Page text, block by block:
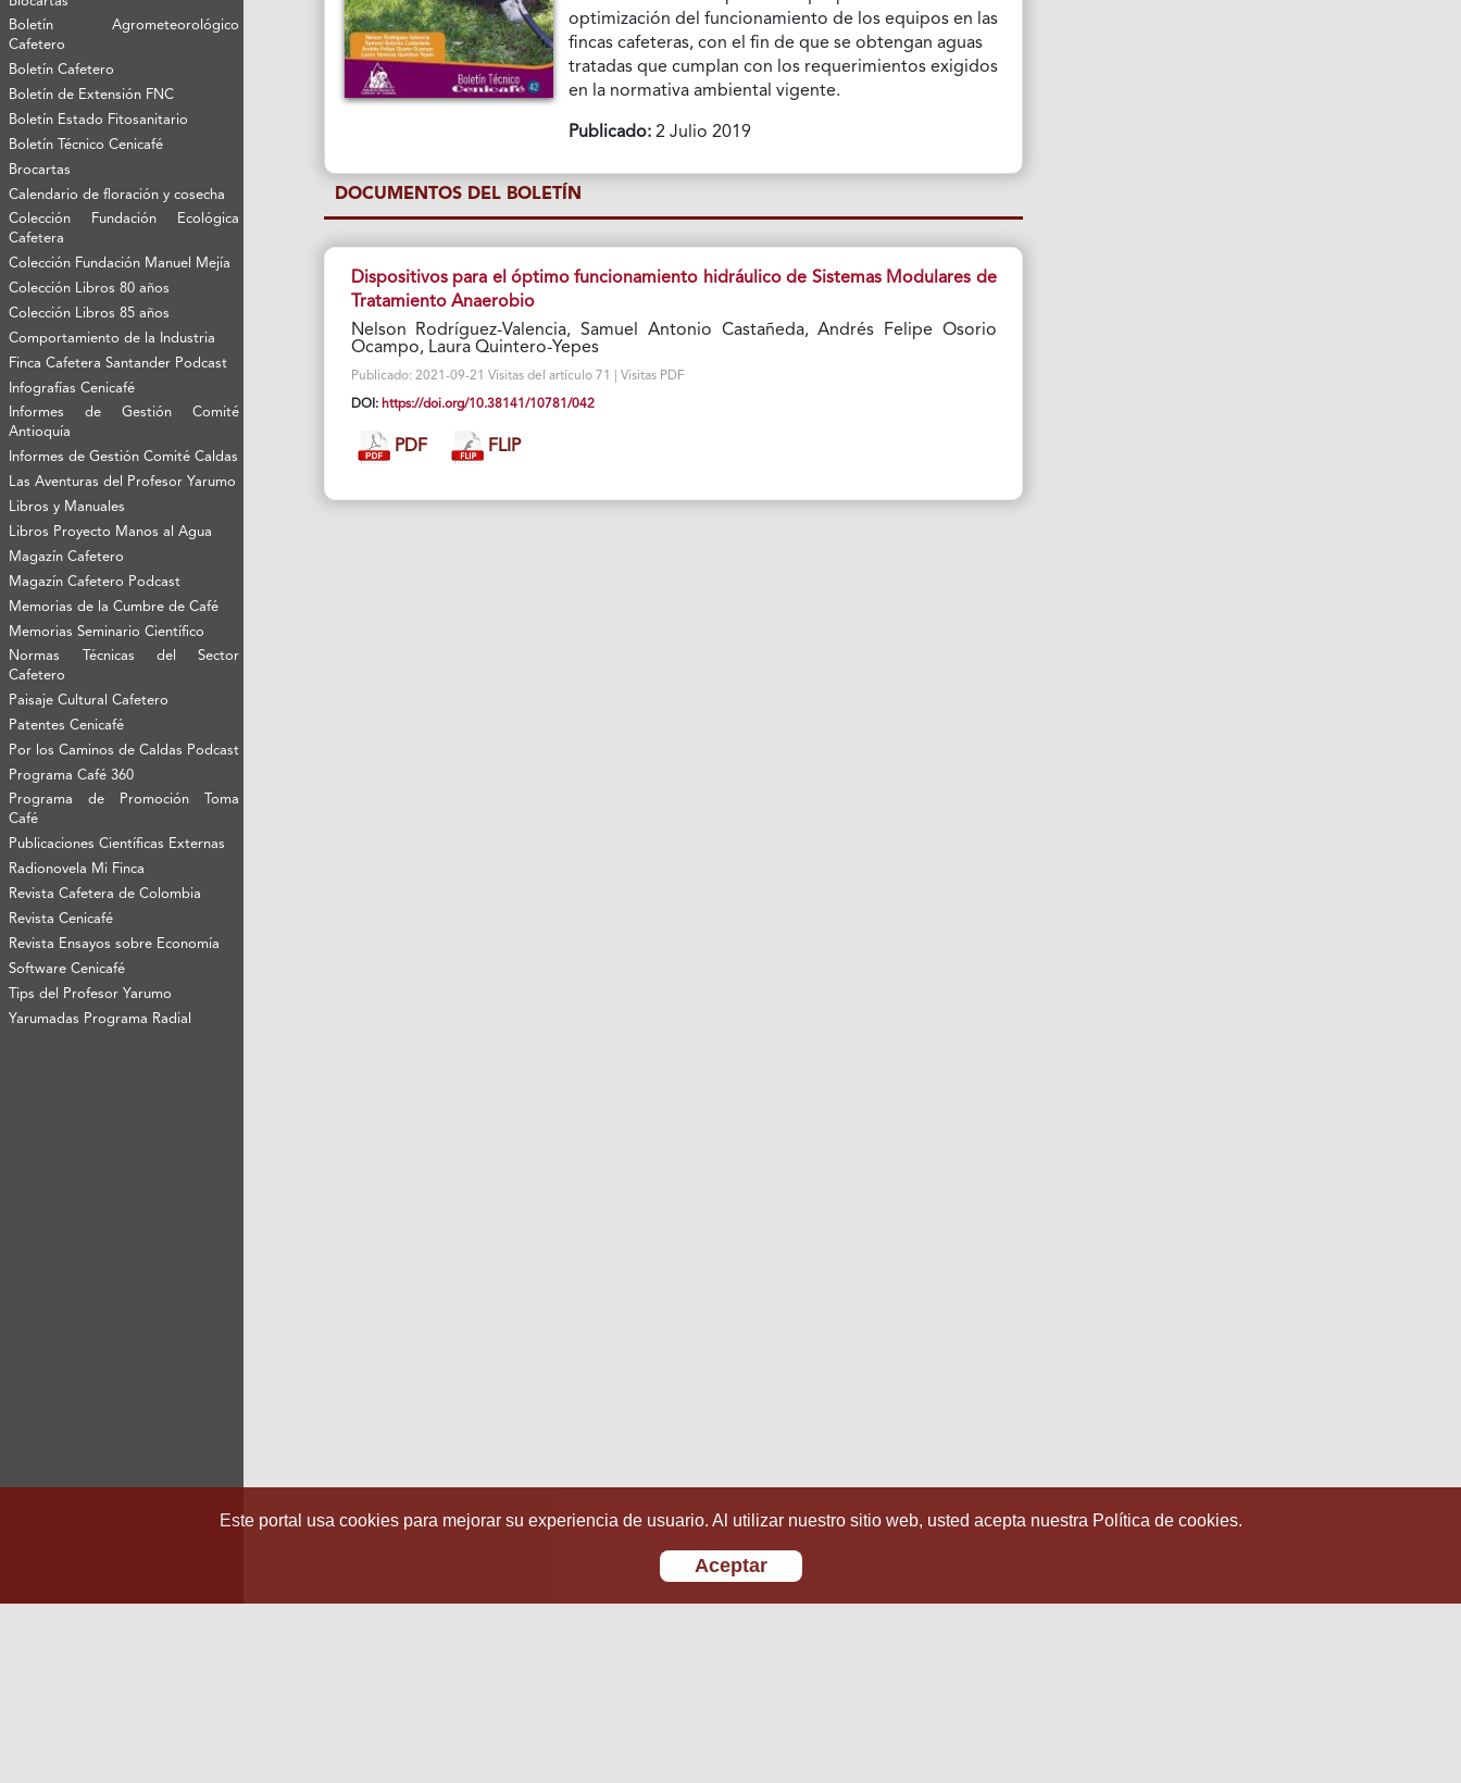
Boletín Agrometeorológico
Cafetero
Boletín Cafetero
Boletín de Extensión FNC
Boletín Estado Fitosanitario
Boletín Técnico Cenicafé
Brocartas
Calendario de floración y cosecha
Colección Fundación Ecológica
Cafetera
Colección Fundación Manuel Mejía
Colección Libros 80 años
Colección Libros 85 años
Comportamiento de la Industria
Finca Cafetera Santander Podcast
Infografías Cenicafé
Informes de Gestión Comité
Antioquía
Informes de Gestión Comité Caldas
Las Aventuras del Profesor Yarumo
Libros y Manuales
Libros Proyecto Manos al Agua
Magazín Cafetero
Magazín Cafetero Podcast
Memorias de la Cumbre de Café
Memorias Seminario Científico
Normas Técnicas del Sector
Cafetero
Paisaje Cultural Cafetero
Patentes Cenicafé
Por los Caminos de Caldas Podcast
Programa Café 360
Programa de Promoción Toma
Café
Publicaciones Científicas Externas
Radionovela Mi Finca
Revista Cafetera de Colombia
Revista Cenicafé
Revista Ensayos sobre Economía
Software Cenicafé
Tips del Profesor Yarumo
Yarumadas Programa Radial
optimización del funcionamiento de los equipos en las
fincas cafeteras, con el fin de que se obtengan aguas
tratadas que cumplan con los requerimientos exigidos
en la normativa ambiental vigente.
Publicado: 2 Julio 2019
DOCUMENTOS DEL BOLETÍN
Dispositivos para el óptimo funcionamiento hidráulico de Sistemas Modulares de
Tratamiento Anaerobio
Nelson Rodríguez-Valencia, Samuel Antonio Castañeda, Andrés Felipe Osorio
Ocampo, Laura Quintero-Yepes
Publicado: 2021-09-21 Visitas del artículo 71 | Visitas PDF
DOI: https://doi.org/10.38141/10781/042
PDF FLIP
Este portal usa cookies para mejorar su experiencia de usuario. Al utilizar nuestro sitio web, usted acepta nuestra Política de cookies.
Aceptar